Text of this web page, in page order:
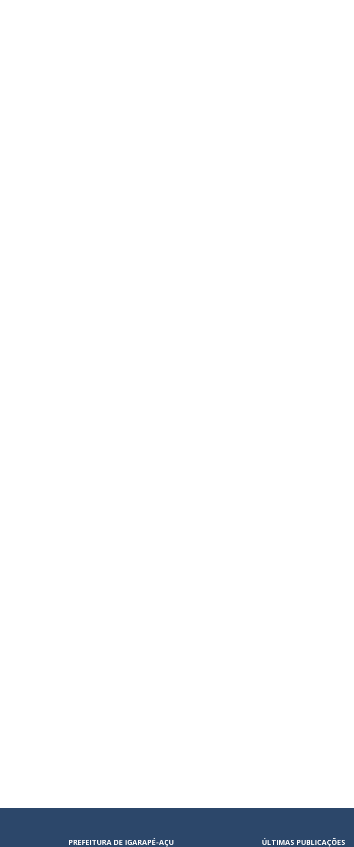
PREFEITURA DE IGARAPÉ-AÇU ÚLTIMAS PUBLICAÇÕES